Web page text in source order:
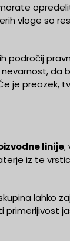
vloge so
področij
da
je preozek,
linije,
iz te
lahko
primerljivost